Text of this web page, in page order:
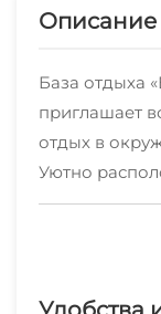
Описание
База отдыха
приглашает
отдых в
Уютно
прячет
обеспечить